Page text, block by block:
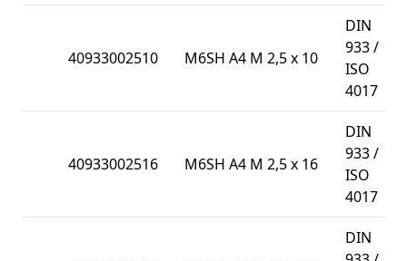
40933002510 M6SH A4 M 2,5 x 10
DIN
933 /
ISO
4017
40933002516 M6SH A4 M 2,5 x 16
DIN
933 /
ISO
4017
DIN